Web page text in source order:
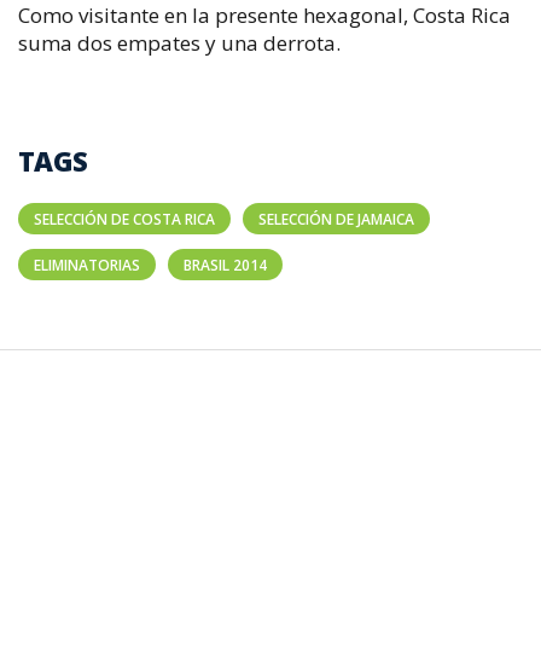
Como visitante en la presente hexagonal, Costa Rica
suma dos empates y una derrota.
TAGS
SELECCIÓN DE COSTA RICA SELECCIÓN DE JAMAICA
ELIMINATORIAS BRASIL 2014